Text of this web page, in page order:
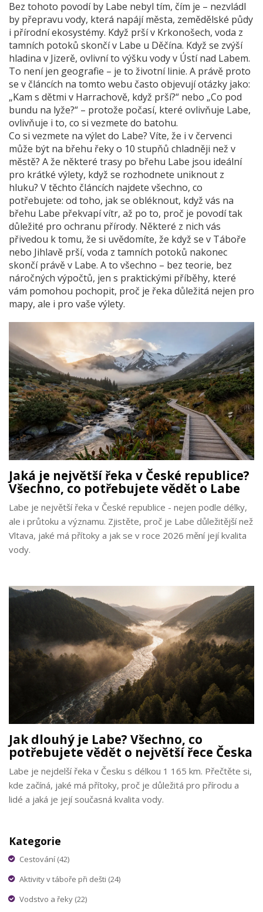
Bez tohoto povodí by Labe nebyl tím, čím je – nezvládl
by přepravu vody, která napájí města, zemědělské půdy
i přírodní ekosystémy. Když prší v Krkonošech, voda z
tamních potoků skončí v Labe u Děčína. Když se zvýší
hladina v Jizerě, ovlivní to výšku vody v Ústí nad Labem.
To není jen geografie – je to životní linie. A právě proto
se v článcích na tomto webu často objevují otázky jako:
„Kam s dětmi v Harrachově, když prší?“ nebo „Co pod
bundu na lyže?“ – protože počasí, které ovlivňuje Labe,
ovlivňuje i to, co si vezmete do batohu.
Co si vezmete na výlet do Labe? Víte, že i v červenci
může být na břehu řeky o 10 stupňů chladněji než v
městě? A že některé trasy po břehu Labe jsou ideální
pro krátké výlety, když se rozhodnete uniknout z
hluku? V těchto článcích najdete všechno, co
potřebujete: od toho, jak se obléknout, když vás na
břehu Labe překvapí vítr, až po to, proč je povodí tak
důležité pro ochranu přírody. Některé z nich vás
přivedou k tomu, že si uvědomíte, že když se v Táboře
nebo Jihlavě prší, voda z tamních potoků nakonec
skončí právě v Labe. A to všechno – bez teorie, bez
náročných výpočtů, jen s praktickými příběhy, které
vám pomohou pochopit, proč je řeka důležitá nejen pro
mapy, ale i pro vaše výlety.
Jaká je největší řeka v České republice?
Všechno, co potřebujete vědět o Labe
Labe je největší řeka v České republice - nejen podle délky,
ale i průtoku a významu. Zjistěte, proč je Labe důležitější než
Vltava, jaké má přítoky a jak se v roce 2026 mění její kvalita
vody.
Jak dlouhý je Labe? Všechno, co
potřebujete vědět o největší řece Česka
Labe je nejdelší řeka v Česku s délkou 1 165 km. Přečtěte si,
kde začíná, jaké má přítoky, proč je důležitá pro přírodu a
lidé a jaká je její současná kvalita vody.
Kategorie
Cestování (42)
Aktivity v táboře při dešti (24)
Vodstvo a řeky (22)